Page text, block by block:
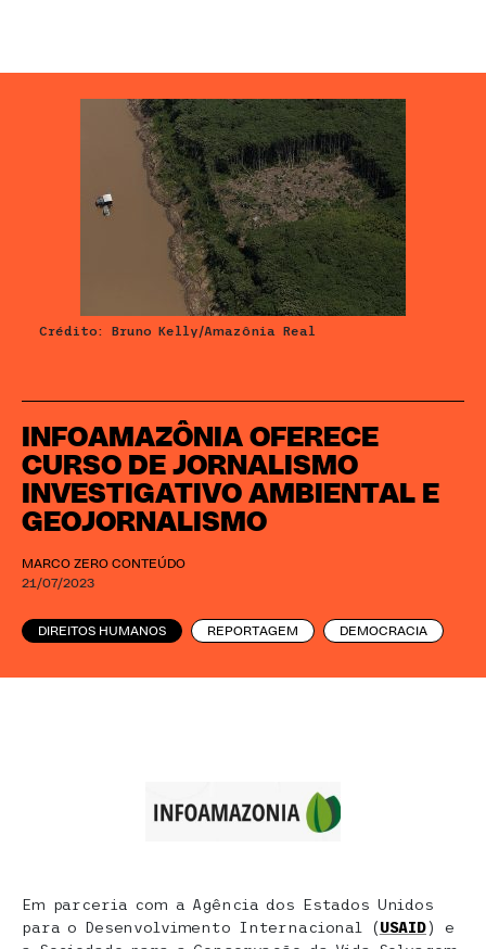
INFOAMAZÔNIA OFERECE
CURSO DE JORNALISMO
INVESTIGATIVO AMBIENTAL E
GEOJORNALISMO
MARCO ZERO CONTEÚDO
21/07/2023
DIREITOS HUMANOS REPORTAGEM DEMOCRACIA
Crédito: Bruno Kelly/Amazônia Real
Em parceria com a Agência dos Estados Unidos
para o Desenvolvimento Internacional (USAID) e